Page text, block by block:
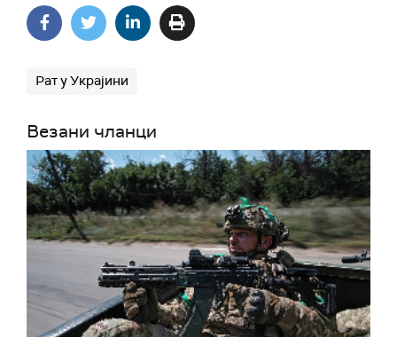
Рат у Украјини
Везани чланци